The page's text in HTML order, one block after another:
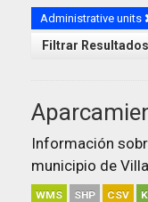
Administrative units
Filtrar Resultados
Información
municipio de
WMS SHP CSV